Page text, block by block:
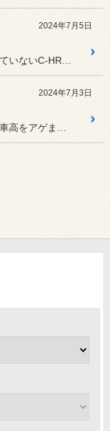
2024年7月5日
新車当時からタイヤを交換していないC-HRのオーナー様。
2024年7月3日
大人気の軽SUV、ハスラーの車高をアゲました。